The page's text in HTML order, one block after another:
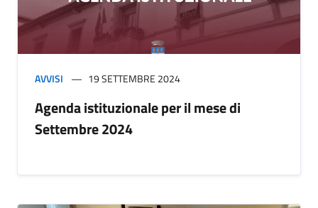
AVVISI 19 SETTEMBRE 2024
Agenda istituzionale per il mese di
Settembre 2024